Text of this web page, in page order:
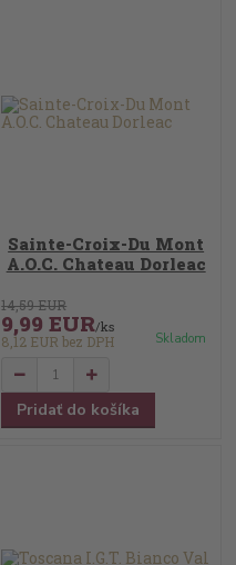
Sainte-Croix-Du Mont
A.O.C. Chateau Dorleac
14,59 EUR
9,99 EUR/ks
8,12 EURbez DPH Skladom
Pridať do košíka